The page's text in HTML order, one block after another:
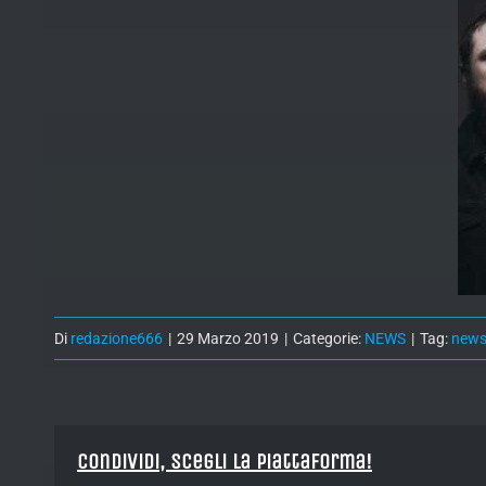
Di redazione666 | 29 Marzo 2019 | Categorie: NEWS | Tag: news
Condividi, Scegli la piattaforma!